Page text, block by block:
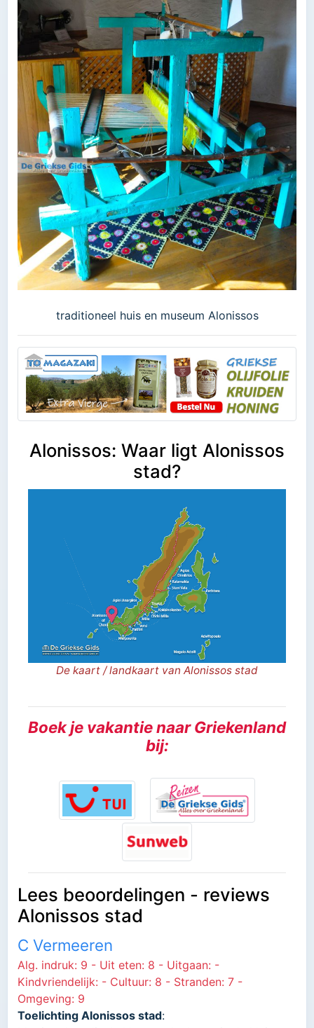
traditioneel huis en museum Alonissos
Alonissos: Waar ligt Alonissos
stad?
De kaart / landkaart van Alonissos stad
Boek je vakantie naar Griekenland
bij:
Lees beoordelingen - reviews
Alonissos stad
C Vermeeren
Alg. indruk: 9 - Uit eten: 8 - Uitgaan: -
Kindvriendelijk: - Cultuur: 8 - Stranden: 7 -
Omgeving: 9
Toelichting Alonissos stad: